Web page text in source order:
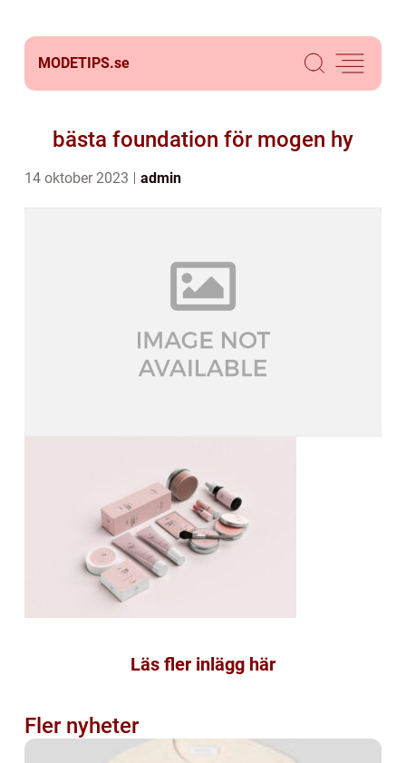
MODETIPS.se
bästa foundation för mogen hy
14 oktober 2023 admin
Läs fler inlägg här
Fler nyheter